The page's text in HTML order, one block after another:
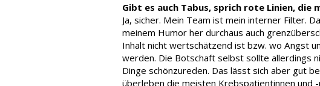
Gibt es auch Tabus, sprich rote Linien, die
Ja, sicher. Mein Team ist mein interner Filter.
meinem Humor her durchaus auch
Inhalt nicht wertschätzend ist bzw. wo Angst
werden. Die Botschaft selbst sollte allerdings
Dinge schönzureden. Das lässt sich aber gut
überleben die meisten Krebspatientinnen und